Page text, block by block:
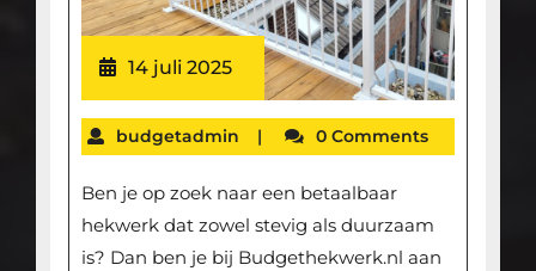
14 juli 2025
budgetadmin | 0 Comments
Ben je op zoek naar een betaalbaar
hekwerk dat zowel stevig als duurzaam
is? Dan ben je bij Budgethekwerk.nl aan